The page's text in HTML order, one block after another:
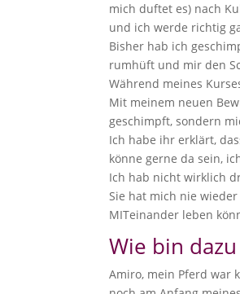
mich duftet es) nach
und ich werde richtig
Bisher hab ich
rumhüft und mir den
Während meines
Mit meinem neuen
geschimpft, sondern
Ich habe ihr erklärt,
könne gerne da sein,
Ich hab nicht wirklich
Sie hat mich nie
MITeinander leben
Wie bin
Amiro, mein Pferd war